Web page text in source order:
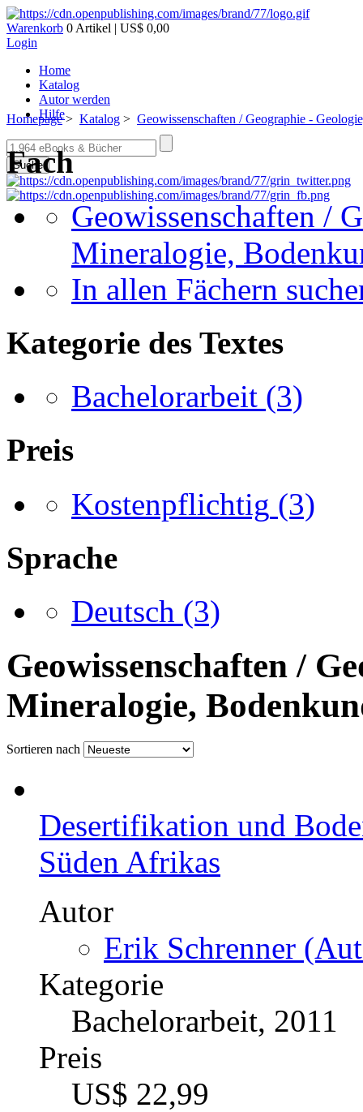
Warenkorb 0 Artikel | US$ 0,00
Login
Home
Katalog
Autor werden
Hilfe
Suche
Homepage> Katalog > Geowissenschaften / Geographie -
Fach
Geowissenschaften /
Mineralogie,
In allen Fächern
Kategorie des Textes
Bachelorarbeit (3)
Preis
Kostenpflichtig (3)
Sprache
Deutsch (3)
Geowissenschaften /
Mineralogie,
Sortieren nach
Desertifikation und
Süden Afrikas
Autor
Erik Schrenner
Kategorie
Bachelorarbeit, 2011
Preis
US$ 22,99